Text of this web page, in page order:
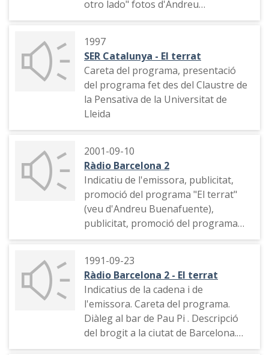
otro lado" fotos d'Andreu
Buenafuente dormint, campanades
cuiner Ferran Adrià i el Profesor
Polip
1997
SER Catalunya - El terrat
Careta del programa, presentació
del programa fet des del Claustre de
la Pensativa de la Universitat de
Lleida
2001-09-10
Ràdio Barcelona 2
Indicatiu de l'emissora, publicitat,
promoció del programa "El terrat"
(veu d'Andreu Buenafuente),
publicitat, promoció del programa
"La contraportada" (Especialistas
1991-09-23
Ràdio Barcelona 2 - El terrat
Indicatius de la cadena i de
l'emissora. Careta del programa.
Diàleg al bar de Pau Pi . Descripció
del brogit a la ciutat de Barcelona.
Presentació del primer programa.